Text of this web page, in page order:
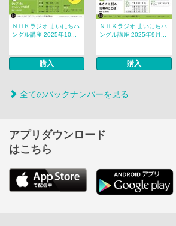
ＮＨＫラジオ まいにちハ
ングル講座 2025年10...
購入
ＮＨＫラジオ まいにちハ
ングル講座 2025年9月...
購入
全てのバックナンバーを見る
アプリダウンロード
はこちら